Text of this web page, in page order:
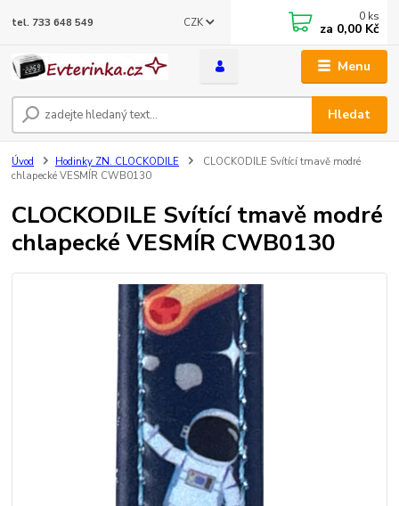
Menu
CZK
Hledat
tel. 733 648 549 0 ks
za 0,00 Kč
Úvod Hodinky ZN. CLOCKODILE
CLOCKODILE Svítící tmavě modré
chlapecké VESMÍR CWB0130
CLOCKODILE Svítící tmavě modré
chlapecké VESMÍR CWB0130